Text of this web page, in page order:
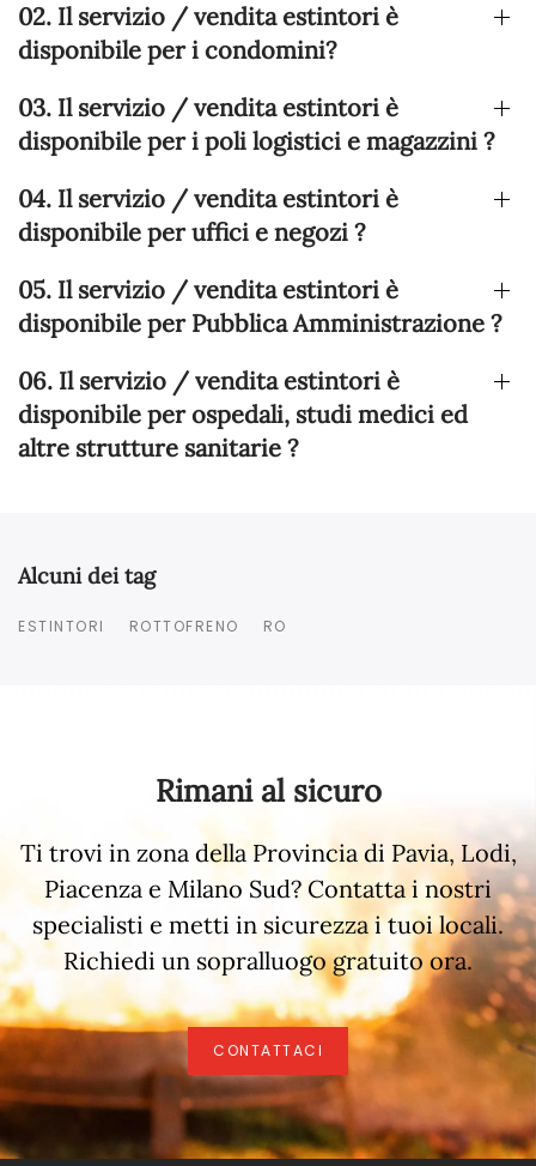
02. Il servizio / vendita estintori è
disponibile per i condomini?
03. Il servizio / vendita estintori è
disponibile per i poli logistici e magazzini ?
04. Il servizio / vendita estintori è
disponibile per uffici e negozi ?
05. Il servizio / vendita estintori è
disponibile per Pubblica Amministrazione ?
06. Il servizio / vendita estintori è
disponibile per ospedali, studi medici ed
altre strutture sanitarie ?
Alcuni dei tag
ESTINTORI ROTTOFRENO RO
Rimani al sicuro
Ti trovi in zona della Provincia di Pavia, Lodi,
Piacenza e Milano Sud? Contatta i nostri
specialisti e metti in sicurezza i tuoi locali.
Richiedi un sopralluogo gratuito ora.
CONTATTACI